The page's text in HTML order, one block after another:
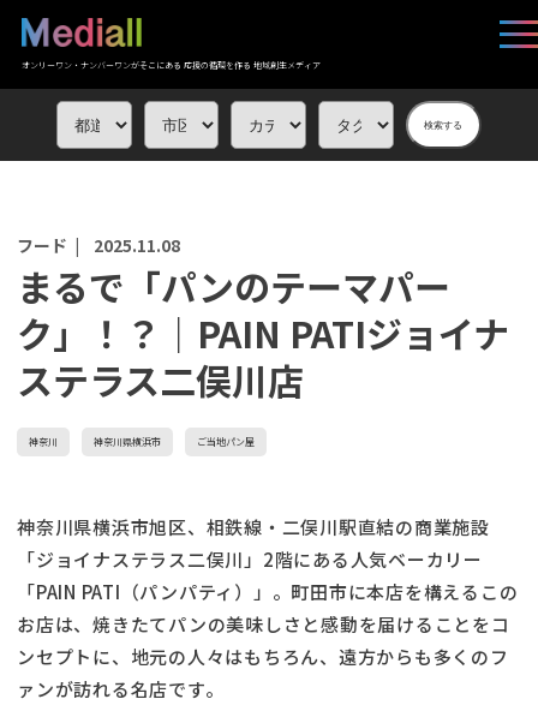
オンリーワン・ナンバーワンがそこにある 応援の循環を作る 地域創生メディア
検索する
フード | 2025.11.08
まるで「パンのテーマパー
ク」！？｜PAIN PATIジョイナ
ステラス二俣川店
神奈川 神奈川県横浜市 ご当地パン屋
神奈川県横浜市旭区、相鉄線・二俣川駅直結の商業施設
「ジョイナステラス二俣川」2階にある人気ベーカリー
「PAIN PATI（パンパティ）」。町田市に本店を構えるこの
お店は、焼きたてパンの美味しさと感動を届けることをコ
ンセプトに、地元の人々はもちろん、遠方からも多くのフ
ァンが訪れる名店です。